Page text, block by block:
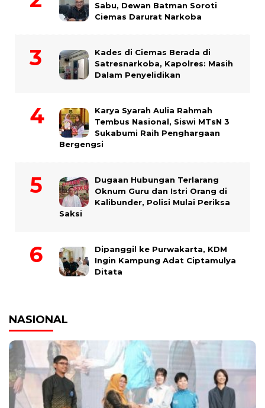
Sabu, Dewan Batman Soroti
Ciemas Darurat Narkoba
Kades di Ciemas Berada di
Satresnarkoba, Kapolres: Masih
Dalam Penyelidikan
Karya Syarah Aulia Rahmah
Tembus Nasional, Siswi MTsN 3
Sukabumi Raih Penghargaan
Bergengsi
Dugaan Hubungan Terlarang
Oknum Guru dan Istri Orang di
Kalibunder, Polisi Mulai Periksa
Saksi
Dipanggil ke Purwakarta, KDM
Ingin Kampung Adat Ciptamulya
Ditata
NASIONAL